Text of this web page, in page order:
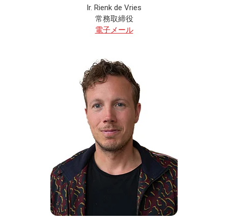
Ir. Rienk de Vries
常務取締役
電子メール